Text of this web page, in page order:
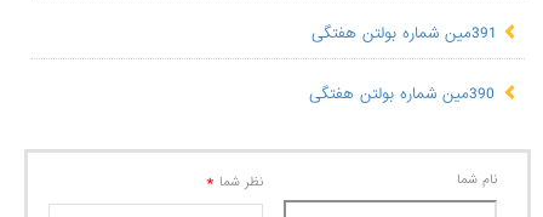
391مین شماره بولتن هفتگی
390مین شماره بولتن هفتگی
نام شما نظر شما *